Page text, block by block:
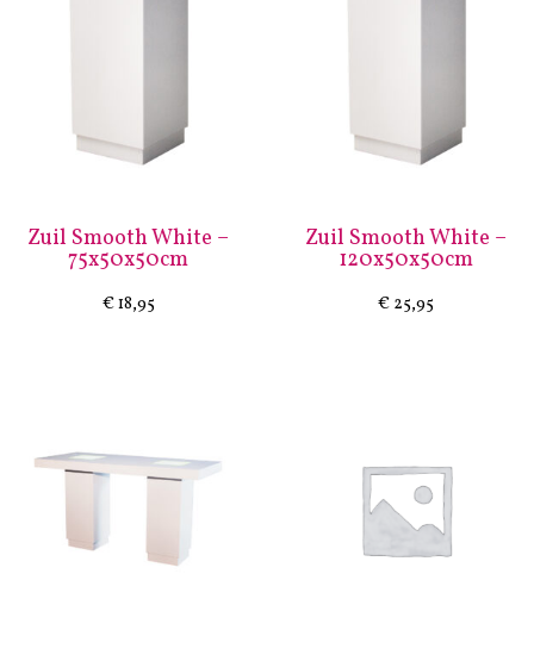
Zuil Smooth White –
75x50x50cm
€18,95
Zuil Smooth White –
120x50x50cm
€25,95